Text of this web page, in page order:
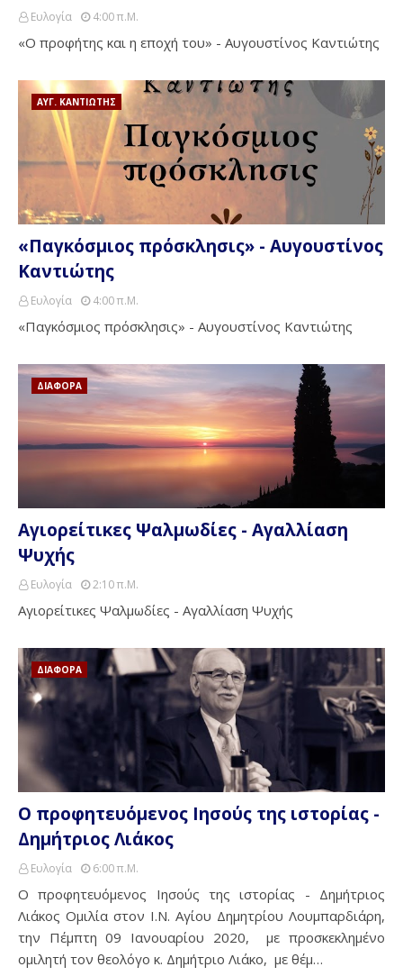
Ευλογία 4:00 Π.μ.
«Ο προφήτης και η εποχή του» - Αυγουστίνος Καντιώτης
ΑΥΓ. ΚΑΝΤΙΩΤΗΣ
«Παγκόσμιος πρόσκλησις» - Αυγουστίνος
Καντιώτης
Ευλογία 4:00 Π.μ.
«Παγκόσμιος πρόσκλησις» - Αυγουστίνος Καντιώτης
ΔΙΑΦΟΡΑ
Αγιορείτικες Ψαλμωδίες - Αγαλλίαση
Ψυχής
Ευλογία 2:10 Π.μ.
Αγιορείτικες Ψαλμωδίες - Αγαλλίαση Ψυχής
ΔΙΑΦΟΡΑ
Ο προφητευόμενος Ιησούς της ιστορίας -
Δημήτριος Λιάκος
Ευλογία 6:00 Π.μ.
Ο προφητευόμενος Ιησούς της ιστορίας - Δημήτριος
Λιάκος Ομιλία στον Ι.Ν. Αγίου Δημητρίου Λουμπαρδιάρη,
την Πέμπτη 09 Ιανουαρίου 2020, με προσκεκλημένο
ομιλητή τον θεολόγο κ. Δημήτριο Λιάκο, με θέμ…